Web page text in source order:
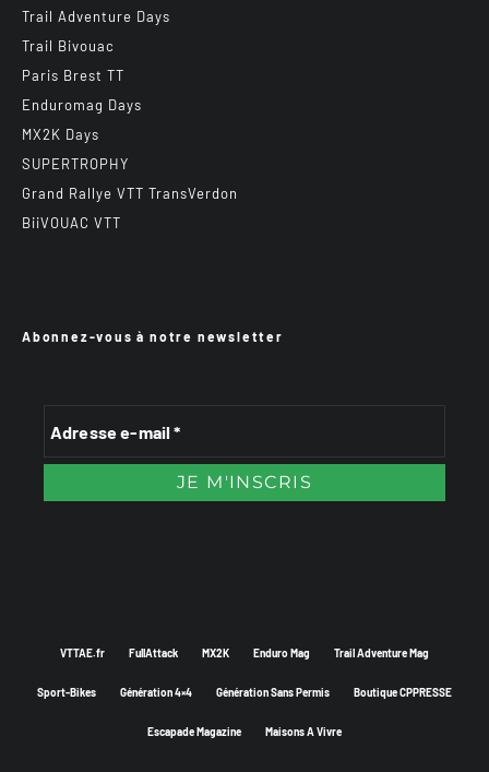
Trail Adventure Days
Trail Bivouac
Paris Brest TT
Enduromag Days
MX2K Days
SUPERTROPHY
Grand Rallye VTT TransVerdon
BiiVOUAC VTT
Abonnez-vous à notre newsletter
VTTAE.fr FullAttack MX2K Enduro Mag Trail Adventure Mag
Sport-Bikes Génération 4×4 Génération Sans Permis Boutique CPPRESSE
Escapade Magazine Maisons A Vivre